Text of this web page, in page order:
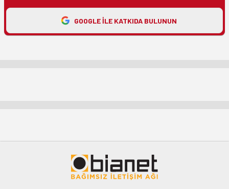
GOOGLE ILE KATKIDA BULUNUN